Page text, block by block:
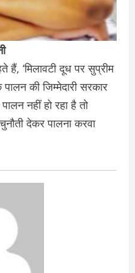
हैं, ‘मिलावटी दूध पर सुप्रीम
पालन की जिम्मेदारी सरकार
नहीं हो रहा है तो
देकर पालना करवा